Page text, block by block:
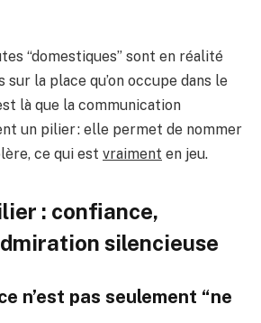
“domestiques” sont en réalité
sur la place qu’on occupe dans le
là que la communication
un pilier : elle permet de nommer
ce qui est vraiment en jeu.
: confiance,
silencieuse
n’est pas seulement “ne